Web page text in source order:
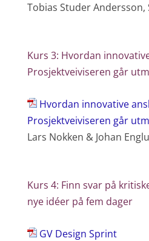
Tobias Studer Andersson,
Kurs 3: Hvordan
Prosjektveiviseren går
Hvordan innovative
Prosjektveiviseren går
Lars Nokken & Johan
Kurs 4: Finn svar på
nye idéer på fem dager
GV Design Sprint